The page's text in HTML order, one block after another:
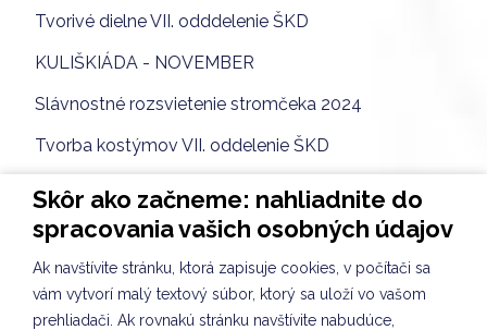
Tvorivé dielne VII. odddelenie ŠKD
KULIŠKIÁDA - NOVEMBER
Slávnostné rozsvietenie stromčeka 2024
Tvorba kostýmov VII. oddelenie ŠKD
Príprava adventu na škole
Spoločnosť a príroda II. oddelenie ŠKD
Svetový deň pozdravov VIII. oddelenie ŠKD
Vianočné tvorenie VII. oddelenie ŠKD
Skôr ako začneme: nahliadnite do
spracovania vašich osobných údajov
Ak navštívite stránku, ktorá zapisuje cookies, v počítači sa
vám vytvorí malý textový súbor, ktorý sa uloží vo vašom
prehliadači. Ak rovnakú stránku navštívite nabudúce,